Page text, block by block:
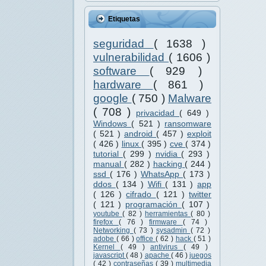
Etiquetas
seguridad ( 1638 )
vulnerabilidad ( 1606 )
software ( 929 )
hardware ( 861 )
google ( 750 ) Malware
( 708 )
privacidad ( 649 )
Windows ( 521 ) ransomware
( 521 ) android ( 457 ) exploit
( 426 ) linux ( 395 ) cve ( 374 )
tutorial ( 299 ) nvidia ( 293 )
manual ( 282 ) hacking ( 244 )
ssd ( 176 ) WhatsApp ( 173 )
ddos ( 134 ) Wifi ( 131 ) app
( 126 )cifrado ( 121 )twitter
( 121 ) programación ( 107 )
youtube( 82 ) herramientas( 80 )
firefox ( 76 ) firmware ( 74 )
Networking ( 73 ) sysadmin ( 72 )
adobe ( 66 )office( 62 ) hack ( 51 )
Kernel ( 49 ) antivirus ( 49 )
javascript( 48 ) apache ( 46 ) juegos
( 42 ) contraseñas ( 39 ) multimedia